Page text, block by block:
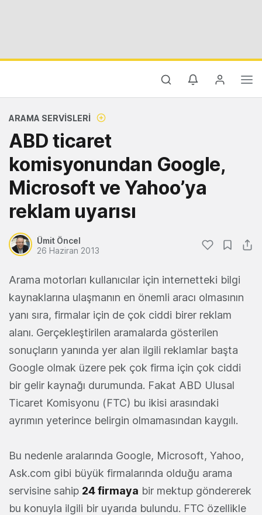
ARAMA SERVISLERI
ABD ticaret
komisyonundan Google,
Microsoft ve Yahoo’ya
reklam uyarısı
Ümit Öncel
26 Haziran 2013
Arama motorları kullanıcılar için internetteki bilgi
kaynaklarına ulaşmanın en önemli aracı olmasının
yanı sıra, firmalar için de çok ciddi birer reklam
alanı. Gerçekleştirilen aramalarda gösterilen
sonuçların yanında yer alan ilgili reklamlar başta
Google olmak üzere pek çok firma için çok ciddi
bir gelir kaynağı durumunda. Fakat ABD Ulusal
Ticaret Komisyonu (FTC) bu ikisi arasındaki
ayrımın yeterince belirgin olmamasından kaygılı.
Bu nedenle aralarında Google, Microsoft, Yahoo,
Ask.com gibi büyük firmalarında olduğu arama
servisine sahip 24 firmaya bir mektup göndererek
bu konuyla ilgili bir uyarıda bulundu. FTC özellikle